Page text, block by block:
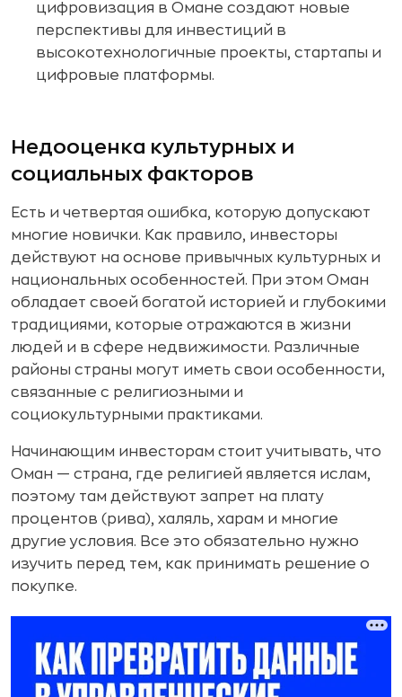
цифровизация в Омане создают новые
перспективы для инвестиций в
высокотехнологичные проекты, стартапы и
цифровые платформы.
Недооценка культурных и
социальных факторов
Есть и четвертая ошибка, которую допускают
многие новички. Как правило, инвесторы
действуют на основе привычных культурных и
национальных особенностей. При этом Оман
обладает своей богатой историей и глубокими
традициями, которые отражаются в жизни
людей и в сфере недвижимости. Различные
районы страны могут иметь свои особенности,
связанные с религиозными и
социокультурными практиками.
Начинающим инвесторам стоит учитывать, что
Оман — страна, где религией является ислам,
поэтому там действуют запрет на плату
процентов (рива), халяль, харам и многие
другие условия. Все это обязательно нужно
изучить перед тем, как принимать решение о
покупке.